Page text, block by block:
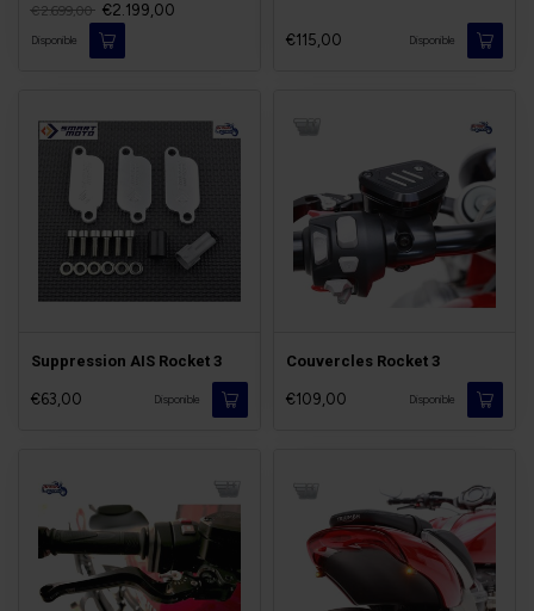
€2.699,00 €2.199,00
Disponible €115,00 Disponible
Suppression AIS Rocket 3
€63,00 Disponible
Couvercles Rocket 3
€109,00 Disponible